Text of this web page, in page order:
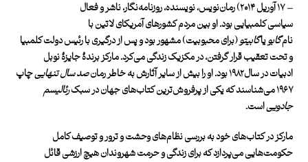
– ۱۷ آوریل ۲۰۱۴) رمان‌نویس، نویسنده، روزنامه‌نگار، ناشر و فعال
سیاسی کلمبیایی بود. او بین مردم کشورهای آمریکای لاتین با
نامگابویاگابیتو(برای محبوبیت) مشهور بود و پس از درگیری با رئیس دولت کلمبیا
و تحت تعقیب قرار گرفتن، درمکزیک زندگی می‌کرد. مارکز برندۀجایزۀ نوبل
ادبیاتدر سال ۱۹۸۲ بود. او را بیش از سایر آثارش به خاطر رمان صد سال تنهاییچاپ
۱۹۶۷ می‌شناسند که یکی از پرفروش‌ترین کتاب‌های جهان در سبک
رئالیسم
جادوییاست.
مارکز در کتاب‌های خود به بررسی نظام‌های وحشت و ترور و توصیف کامل
حکومت‌هایی می‌پردازد که برای زندگی و حرمت شهروندان هیچ ارزشی قائل